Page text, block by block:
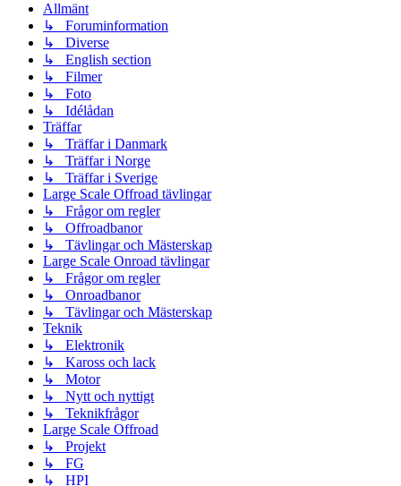
Allmänt
↳ Foruminformation
↳ Diverse
↳ English section
↳ Filmer
↳ Foto
↳ Idélådan
Träffar
↳ Träffar i Danmark
↳ Träffar i Norge
↳ Träffar i Sverige
Large Scale Offroad tävlingar
↳ Frågor om regler
↳ Offroadbanor
↳ Tävlingar och Mästerskap
Large Scale Onroad tävlingar
↳ Frågor om regler
↳ Onroadbanor
↳ Tävlingar och Mästerskap
Teknik
↳ Elektronik
↳ Kaross och lack
↳ Motor
↳ Nytt och nyttigt
↳ Teknikfrågor
Large Scale Offroad
↳ Projekt
↳ FG
↳ HPI